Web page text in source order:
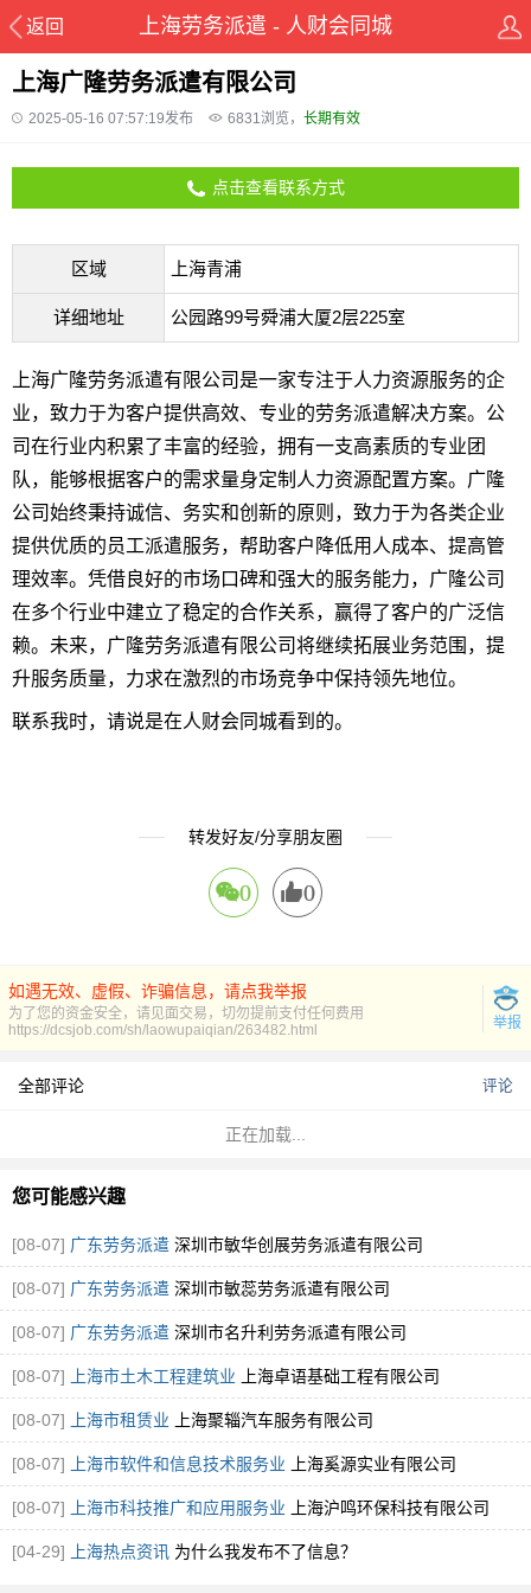
上海广隆劳务派遣有限公司
2025-05-16 07:57:19发布 6831浏览， 长期有效
点击查看联系方式
区域 上海青浦
详细地址 公园路99号舜浦大厦2层225室
上海广隆劳务派遣有限公司是一家专注于人力资源服务的企
业，致力于为客户提供高效、专业的劳务派遣解决方案。公
司在行业内积累了丰富的经验，拥有一支高素质的专业团
队，能够根据客户的需求量身定制人力资源配置方案。广隆
公司始终秉持诚信、务实和创新的原则，致力于为各类企业
提供优质的员工派遣服务，帮助客户降低用人成本、提高管
理效率。凭借良好的市场口碑和强大的服务能力，广隆公司
在多个行业中建立了稳定的合作关系，赢得了客户的广泛信
赖。未来，广隆劳务派遣有限公司将继续拓展业务范围，提
升服务质量，力求在激烈的市场竞争中保持领先地位。
联系我时，请说是在人财会同城看到的。
转发好友/分享朋友圈
0 0
如遇无效、虚假、诈骗信息，请点我举报
为了您的资金安全，请见面交易，切勿提前支付任何费用
举报
https://dcsjob.com/sh/laowupaiqian/263482.html
全部评论 评论
正在加载...
您可能感兴趣
[08-07] 广东劳务派遣 深圳市敏华创展劳务派遣有限公司
[08-07] 广东劳务派遣 深圳市敏蕊劳务派遣有限公司
[08-07] 广东劳务派遣 深圳市名升利劳务派遣有限公司
[08-07] 上海市土木工程建筑业 上海卓语基础工程有限公司
[08-07] 上海市租赁业 上海聚辎汽车服务有限公司
[08-07] 上海市软件和信息技术服务业 上海奚源实业有限公司
[08-07] 上海市科技推广和应用服务业 上海沪鸣环保科技有限公司
[04-29] 上海热点资讯 为什么我发布不了信息？
返回 上海劳务派遣 - 人财会同城